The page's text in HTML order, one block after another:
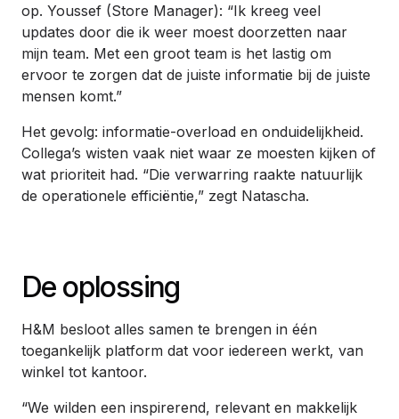
op. Youssef (Store Manager): “Ik kreeg veel
updates door die ik weer moest doorzetten naar
mijn team. Met een groot team is het lastig om
ervoor te zorgen dat de juiste informatie bij de juiste
mensen komt.”
Het gevolg: informatie-overload en onduidelijkheid.
Collega’s wisten vaak niet waar ze moesten kijken of
wat prioriteit had. “Die verwarring raakte natuurlijk
de operationele efficiëntie,” zegt Natascha.
De oplossing
H&M besloot alles samen te brengen in één
toegankelijk platform dat voor iedereen werkt, van
winkel tot kantoor.
“We wilden een inspirerend, relevant en makkelijk